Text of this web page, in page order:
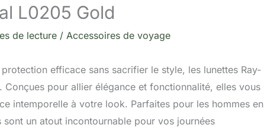
L0205 Gold
de lecture / Accessoires de voyage
efficace sans sacrifier le style, les lunettes Ray-
pour allier élégance et fonctionnalité, elles vous
intemporelle à votre look. Parfaites pour les hommes en
un atout incontournable pour vos journées